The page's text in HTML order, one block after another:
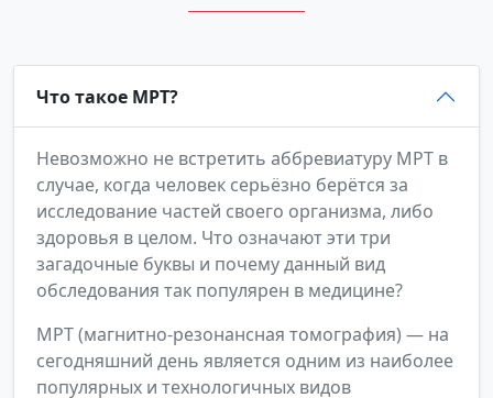
Что такое МРТ?
Невозможно не встретить аббревиатуру МРТ в
случае, когда человек серьёзно берётся за
исследование частей своего организма, либо
здоровья в целом. Что означают эти три
загадочные буквы и почему данный вид
обследования так популярен в медицине?
МРТ (магнитно-резонансная томография) — на
сегодняшний день является одним из наиболее
популярных и технологичных видов